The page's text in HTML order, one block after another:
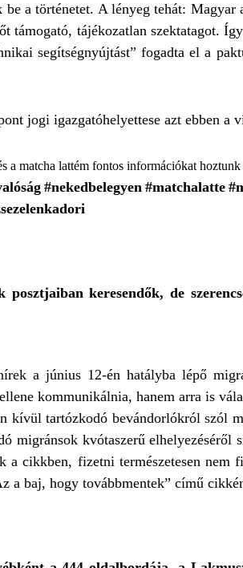
a történetet. A lényeg tehát:
támogató, tájékozatlan szektatagot.
segítségnyújtást” fogadta el a
jogi igazgatóhelyettese azt ebben a
a matcha lattém fontos információkat
#nekedbelegyen #matchalatte
keresendők, de
a június 12-én hatályba lépő
kommunikálnia, hanem arra is
tartózkodó bevándorlókról szól
migránsok kvótaszerű
cikkben, fizetni természetesen
a baj, hogy továbbmentek” című